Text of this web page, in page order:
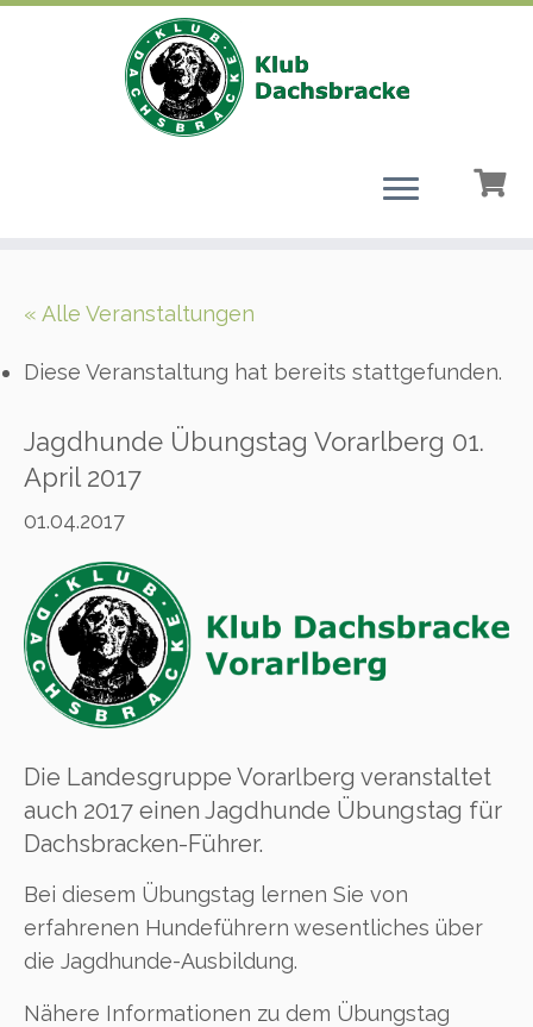
« Alle Veranstaltungen
Diese Veranstaltung hat bereits stattgefunden.
Jagdhunde Übungstag Vorarlberg 01.
April 2017
01.04.2017
Die Landesgruppe Vorarlberg veranstaltet
auch 2017 einen Jagdhunde Übungstag für
Dachsbracken-Führer.
Bei diesem Übungstag lernen Sie von
erfahrenen Hundeführern wesentliches über
die Jagdhunde-Ausbildung.
Nähere Informationen zu dem Übungstag